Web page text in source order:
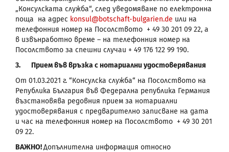
„Консулската служба“, след уведомяване по електронна
поща на адрес konsul@botschaft-bulgarien.de или на
телефонния номер на Посолството + 49 30 201 09 22, а
в извънработно време – на телефонния номер на
Посолството за спешни случаи + 49 176 122 99 190.
3. Прием във връзка с нотариални удостоверявания
От 01.03.2021 г. “Консулска служба“ на Посолството на
Република България във Федерална република Германия
възстановява редовния прием за нотариални
удостоверявания с предварително записване на дата
и час на телефонния номер на Посолството + 49 30 201
09 22.
ВАЖНО!Допълнителна информация относно